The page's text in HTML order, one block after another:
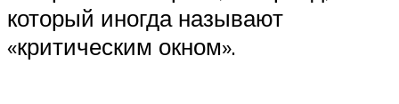
который иногда называют
«критическим окном».